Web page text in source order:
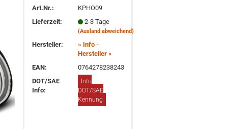
Art.Nr.:
KPHO09
Lieferzeit:
2-3 Tage
(Ausland abweichend)
Hersteller:
» Info -
Hersteller «
EAN:
0764278238243
DOT/SAE
Info:
Info
DOT/SAE
Kennung